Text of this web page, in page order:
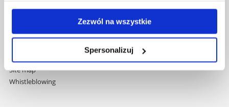
Zezwól na wszystkie
Spersonalizuj
Code of Ethics
Equal Treatment Policy
News
Site map
Whistleblowing